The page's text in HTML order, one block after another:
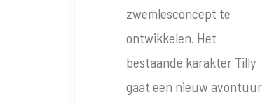
zwemlesconcept te
ontwikkelen. Het
bestaande karakter Tilly
gaat een nieuw avontuur